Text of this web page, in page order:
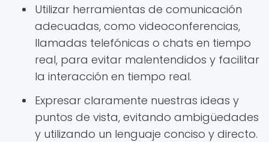
Utilizar herramientas de comunicación
adecuadas, como videoconferencias,
llamadas telefónicas o chats en tiempo
real, para evitar malentendidos y facilitar
la interacción en tiempo real.
Expresar claramente nuestras ideas y
puntos de vista, evitando ambigüedades
y utilizando un lenguaje conciso y directo.